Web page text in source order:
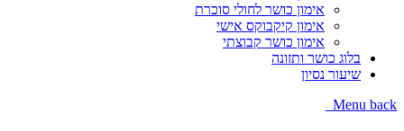
אימון כושר לחולי סוכרת
אימון קיקבוקס אישי
אימון כושר קבוצתי
בלוג כושר ותזונה
שיעור נסיון
Menu back